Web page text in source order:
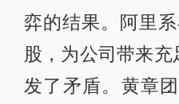
弈的结果。阿里
股，为公司带来充
发了矛盾。黄章